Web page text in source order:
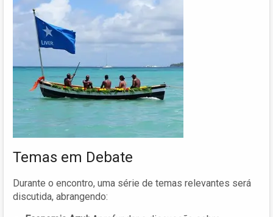
Temas em Debate
Durante o encontro, uma série de temas relevantes será
discutida, abrangendo: